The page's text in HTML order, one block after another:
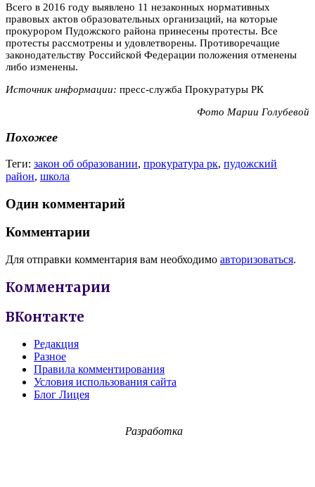
Всего в 2016 году выявлено 11 незаконных нормативных
правовых актов образовательных организаций, на которые
прокурором Пудожского района принесены протесты. Все
протесты рассмотрены и удовлетворены. Противоречащие
законодательству Российской Федерации положения отменены
либо изменены.
Источник информации: пресс-служба Прокуратуры РК
Фото Марии Голубевой
Похожее
Теги: закон об образовании, прокуратура рк, пудожский
район, школа
Один комментарий
Комментарии
Для отправки комментария вам необходимо авторизоваться.
Комментарии
ВКонтакте
Редакция
Разное
Правила комментирования
Условия использования сайта
Блог Лицея
Разработка